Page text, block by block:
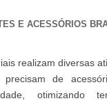
E ACESSÓRIOS
realizam diversas
de
otimizando